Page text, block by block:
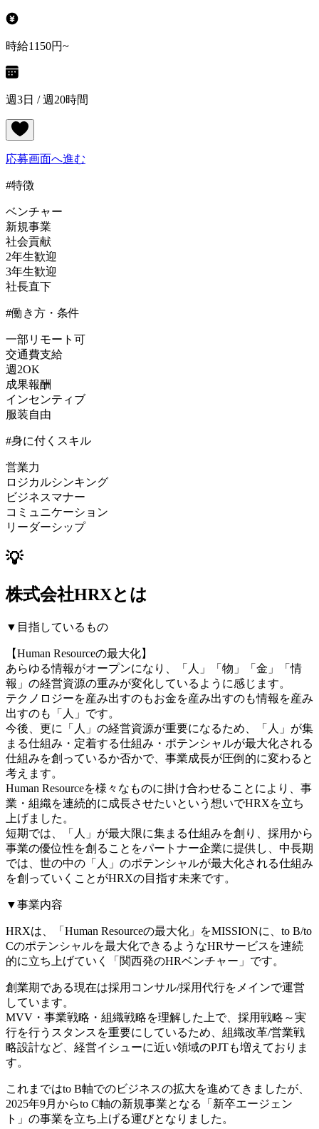
時給1150円~
週3日 / 週20時間
応募画面へ進む
#特徴
ベンチャー
新規事業
社会貢献
2年生歓迎
3年生歓迎
社長直下
#働き方・条件
一部リモート可
交通費支給
週2OK
成果報酬
インセンティブ
服装自由
#身に付くスキル
営業力
ロジカルシンキング
ビジネスマナー
コミュニケーション
リーダーシップ
💡
株式会社HRXとは
▼目指しているもの
【Human Resourceの最大化】
あらゆる情報がオープンになり、「人」「物」「金」「情
報」の経営資源の重みが変化しているように感じます。
テクノロジーを産み出すのもお金を産み出すのも情報を産み
出すのも「人」です。
今後、更に「人」の経営資源が重要になるため、「人」が集
まる仕組み・定着する仕組み・ポテンシャルが最大化される
仕組みを創っているか否かで、事業成長が圧倒的に変わると
考えます。
Human Resourceを様々なものに掛け合わせることにより、事
業・組織を連続的に成長させたいという想いでHRXを立ち
上げました。
短期では、「人」が最大限に集まる仕組みを創り、採用から
事業の優位性を創ることをパートナー企業に提供し、中長期
では、世の中の「人」のポテンシャルが最大化される仕組み
を創っていくことがHRXの目指す未来です。
▼事業内容
HRXは、「Human Resourceの最大化」をMISSIONに、to B/to
Cのポテンシャルを最大化できるようなHRサービスを連続
的に立ち上げていく「関西発のHRベンチャー」です。
創業期である現在は採用コンサル/採用代行をメインで運営
しています。
MVV・事業戦略・組織戦略を理解した上で、採用戦略～実
行を行うスタンスを重要にしているため、組織改革/営業戦
略設計など、経営イシューに近い領域のPJTも増えておりま
す。
これまではto B軸でのビジネスの拡大を進めてきましたが、
2025年9月からto C軸の新規事業となる「新卒エージェン
ト」の事業を立ち上げる運びとなりました。